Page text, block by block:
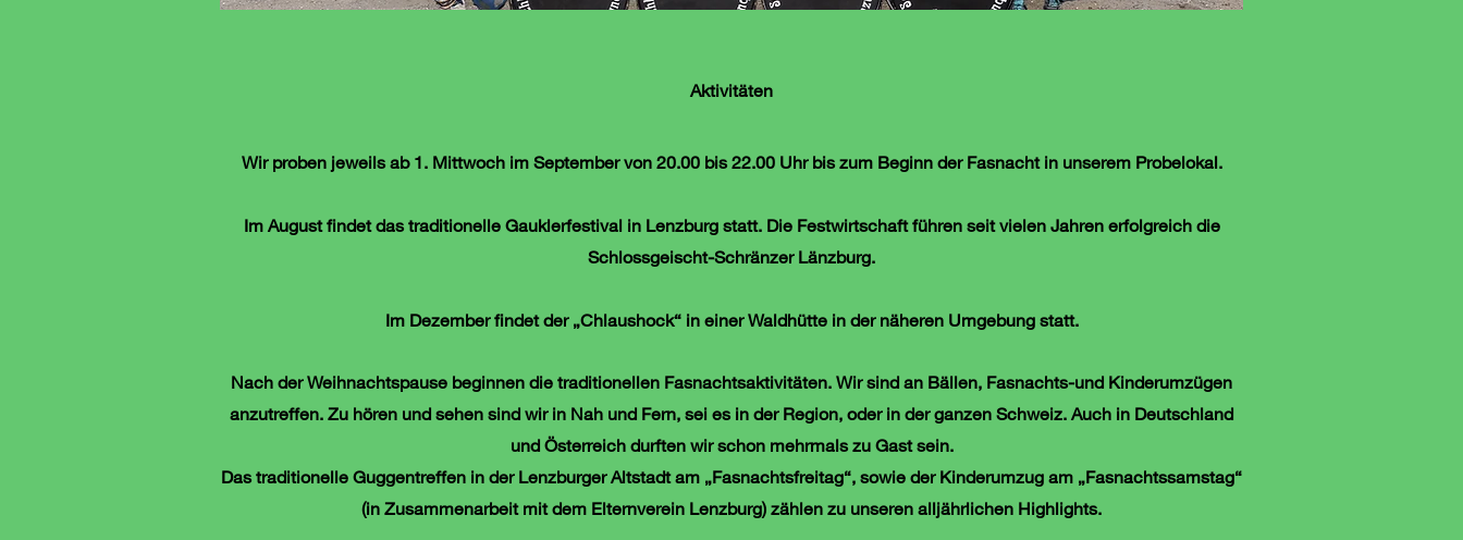
Aktivitäten
Wir proben jeweils ab 1. Mittwoch im September von 20.00 bis 22.00 Uhr bis zum Beginn der Fasnacht in unserem Probelokal.
Im August findet das traditionelle Gauklerfestival in Lenzburg statt. Die Festwirtschaft führen seit vielen Jahren erfolgreich die
Schlossgeischt-Schränzer Länzburg.
Im Dezember findet der „Chlaushock“ in einer Waldhütte in der näheren Umgebung statt.
Nach der Weihnachtspause beginnen die traditionellen Fasnachts­aktivitäten. Wir sind an Bällen, Fasnachts-und Kinderumzügen
anzutreffen. Zu hören und sehen sind wir in Nah und Fern, sei es in der Region, oder in der ganzen Schweiz. Auch in Deutschland
und Österreich durften wir schon mehrmals zu Gast sein.
Das traditionelle Guggentreffen in der Lenzburger Altstadt am „Fasnachtsfreitag“, sowie der Kinderumzug am „Fasnachtssamstag“
(in Zusammenarbeit mit dem Elternverein Lenzburg) zählen zu unseren alljährlichen Highlights.